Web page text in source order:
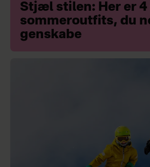
Stjæl stilen: Her er 4
sommeroutfits, du
genskabe